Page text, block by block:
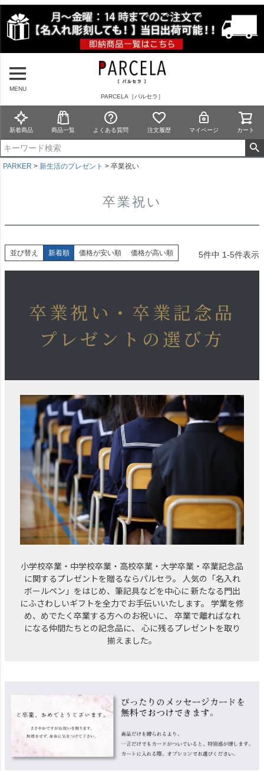
MENU
PARCELA［パルセラ］
新着商品 商品一覧 よくある質問 注文履歴 マイページ カート
PARKER 新生活のプレゼント 卒業祝い
卒業祝い
並び替え 新着順 価格が安い順 価格が高い順 5件中 1-5件表示
卒業祝い・卒業記念品
プレゼントの選び方
小学校卒業・中学校卒業・高校卒業・大学卒業・卒業記念品
に関するプレゼントを贈るならパルセラ。
人気の「名入れ
ボールペン」をはじめ、筆記具などを中心に 新たなる門出
にふさわしいギフトを全力でお手伝いいたします。 学業を修
め、めでたく卒業する方へのお祝いに、
卒業で離ればなれ
になる仲間たちとの記念品に、
心に残るプレゼントを取り
揃えました。